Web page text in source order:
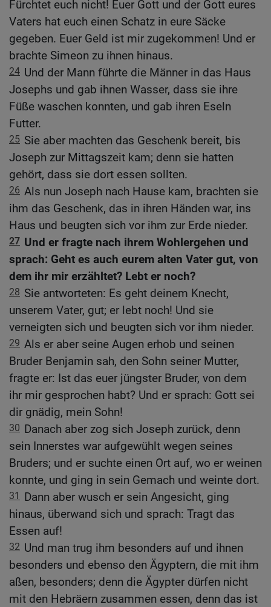
Fürchtet euch nicht! Euer Gott und der Gott eures
Vaters hat euch einen Schatz in eure Säcke
gegeben. Euer Geld ist mir zugekommen! Und er
brachte Simeon zu ihnen hinaus.
24 Und der Mann führte die Männer in das Haus
Josephs und gab ihnen Wasser, dass sie ihre
Füße waschen konnten, und gab ihren Eseln
Futter.
25 Sie aber machten das Geschenk bereit, bis
Joseph zur Mittagszeit kam; denn sie hatten
gehört, dass sie dort essen sollten.
26 Als nun Joseph nach Hause kam, brachten sie
ihm das Geschenk, das in ihren Händen war, ins
Haus und beugten sich vor ihm zur Erde nieder.
27 Und er fragte nach ihrem Wohlergehen und
sprach: Geht es auch eurem alten Vater gut, von
dem ihr mir erzähltet? Lebt er noch?
28 Sie antworteten: Es geht deinem Knecht,
unserem Vater, gut; er lebt noch! Und sie
verneigten sich und beugten sich vor ihm nieder.
29 Als er aber seine Augen erhob und seinen
Bruder Benjamin sah, den Sohn seiner Mutter,
fragte er: Ist das euer jüngster Bruder, von dem
ihr mir gesprochen habt? Und er sprach: Gott sei
dir gnädig, mein Sohn!
30 Danach aber zog sich Joseph zurück, denn
sein Innerstes war aufgewühlt wegen seines
Bruders; und er suchte einen Ort auf, wo er weinen
konnte, und ging in sein Gemach und weinte dort.
31
Dann aber wusch er sein Angesicht, ging
hinaus, überwand sich und sprach: Tragt das
Essen auf!
32 Und man trug ihm besonders auf und ihnen
besonders und ebenso den Ägyptern, die mit ihm
aßen, besonders; denn die Ägypter dürfen nicht
mit den Hebräern zusammen essen, denn das ist